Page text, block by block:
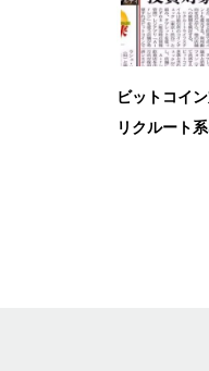
ビットコイ
リクルート